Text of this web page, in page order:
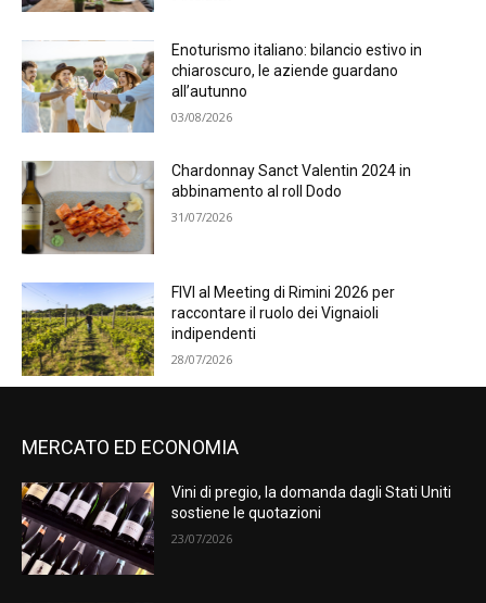
Enoturismo italiano: bilancio estivo in
chiaroscuro, le aziende guardano
all’autunno
03/08/2026
Chardonnay Sanct Valentin 2024 in
abbinamento al roll Dodo
31/07/2026
FIVI al Meeting di Rimini 2026 per
raccontare il ruolo dei Vignaioli
indipendenti
28/07/2026
MERCATO ED ECONOMIA
Vini di pregio, la domanda dagli Stati Uniti
sostiene le quotazioni
23/07/2026